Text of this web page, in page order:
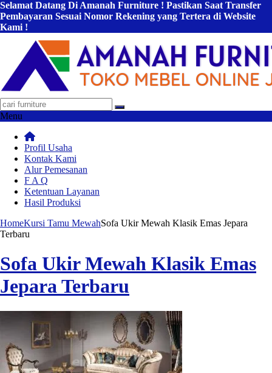
Selamat Datang Di Amanah Furniture ! Pastikan Saat Transfer
Pembayaran Sesuai Nomor Rekening yang Tertera di Website
Kami !
Menu
Profil Usaha
Kontak Kami
Alur Pemesanan
F A Q
Ketentuan Layanan
Hasil Produksi
HomeKursi Tamu MewahSofa Ukir Mewah Klasik Emas Jepara
Terbaru
Sofa Ukir Mewah Klasik Emas
Jepara Terbaru